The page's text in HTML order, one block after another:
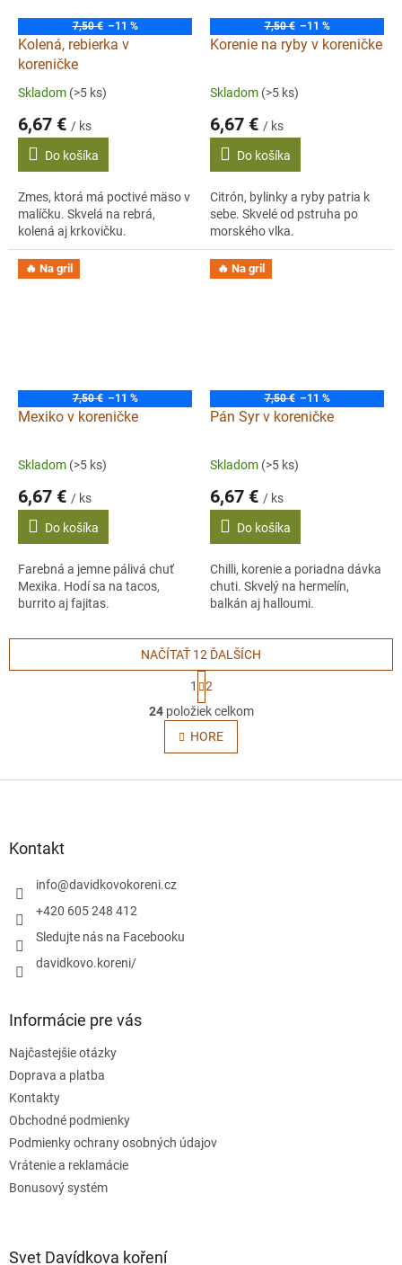
7,50 € –11 %
Kolená, rebierka v
koreničke
Skladom (>5 ks)
6,67 € / ks
Do košíka
Zmes, ktorá má poctivé mäso v
malíčku. Skvelá na rebrá,
kolená aj krkovičku.
7,50 € –11 %
Korenie na ryby v koreničke
Skladom (>5 ks)
6,67 € / ks
Do košíka
Citrón, bylinky a ryby patria k
sebe. Skvelé od pstruha po
morského vlka.
🔥 Na gril
7,50 € –11 %
Mexiko v koreničke
Skladom (>5 ks)
6,67 € / ks
Do košíka
Farebná a jemne pálivá chuť
Mexika. Hodí sa na tacos,
burrito aj fajitas.
🔥 Na gril
7,50 € –11 %
Pán Syr v koreničke
Skladom (>5 ks)
6,67 € / ks
Do košíka
Chilli, korenie a poriadna dávka
chuti. Skvelý na hermelín,
balkán aj halloumi.
O
v
l
á
NAČÍTAŤ 12 ĎALŠÍCH
S
t
r
á
n
k
v
1
2
24položiek celkom
HORE
Kontakt
info@davidkovokoreni.cz
+420 605 248 412
Sledujte nás na Facebooku
davidkovo.koreni/
Informácie pre vás
Najčastejšie otázky
Doprava a platba
Kontakty
Obchodné podmienky
Podmienky ochrany osobných údajov
Vrátenie a reklamácie
Bonusový systém
Svet Davídkova koření